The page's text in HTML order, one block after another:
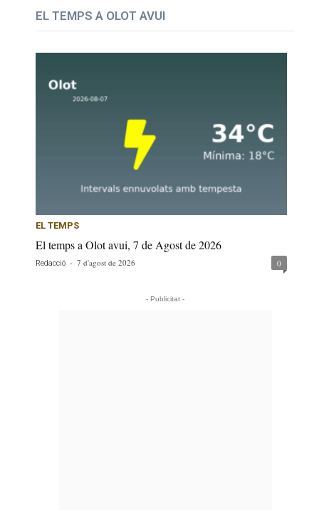
EL TEMPS A OLOT AVUI
EL TEMPS
El temps a Olot avui, 7 de Agost de 2026
Redacció - 7 d'agost de 2026 0
- Publicitat -